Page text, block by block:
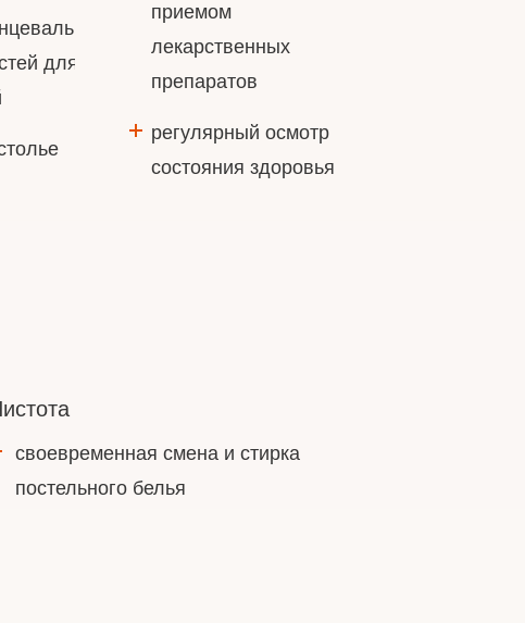
для
приемом
лекарственных
препаратов
регулярный осмотр
состояния здоровья
своевременная смена и стирка
постельного белья